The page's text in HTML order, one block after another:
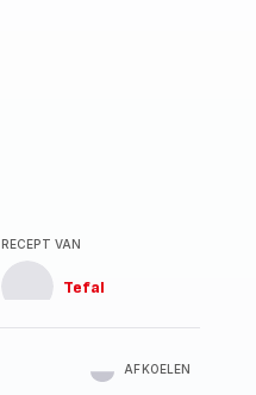
RECEPT VAN
Tefal
AFKOELEN